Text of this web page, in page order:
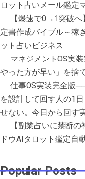
ロット占いメール鑑定
【爆速で0→1突破
定書作成バイブル～稼
ット占いビジネス
マネジメントOS実
やった方が早い」を捨
仕事OS実装完全版
を設計して回す人の1
せない。今日から回す
【副業占いに禁断
ドウAIタロット鑑定自
Popular Posts